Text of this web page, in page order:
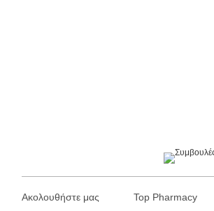
Ακολουθήστε μας Top Pharmacy